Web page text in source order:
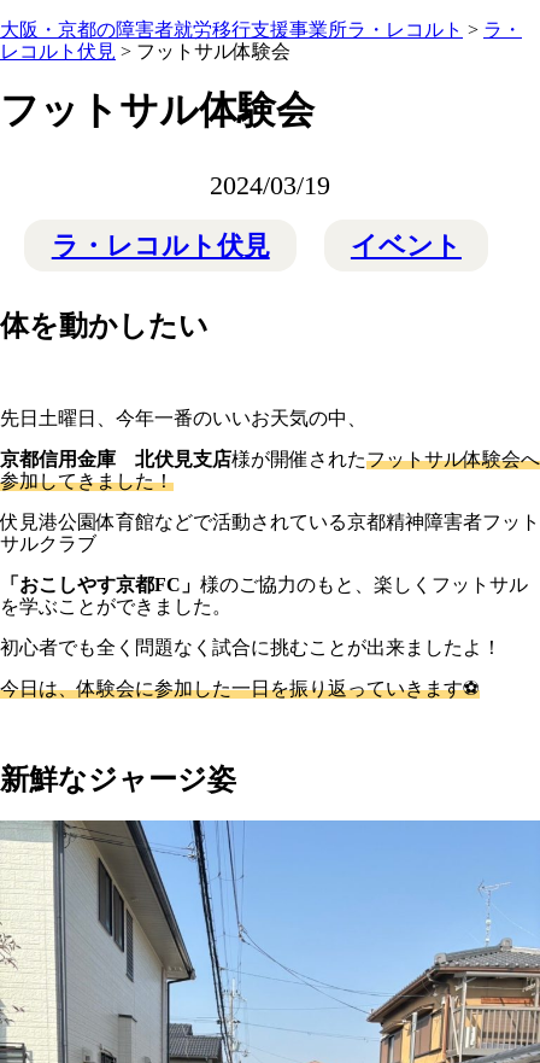
大阪・京都の障害者就労移行支援事業所ラ・レコルト > ラ・
レコルト伏見 > フットサル体験会
フットサル体験会
2024/03/19
ラ・レコルト伏見
イベント
体を動かしたい
先日土曜日、今年一番のいいお天気の中、
京都信用金庫 北伏見支店様が開催されたフットサル体験会へ
参加してきました！
伏見港公園体育館などで活動されている京都精神障害者フット
サルクラブ
「おこしやす京都FC」 様のご協力のもと、楽しくフットサル
を学ぶことができました。
初心者でも全く問題なく試合に挑むことが出来ましたよ！
今日は、体験会に参加した一日を振り返っていきます⚽
新鮮なジャージ姿